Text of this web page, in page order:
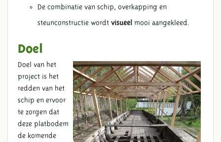
De combinatie van schip, overkapping en
steunconstructie wordt visueel mooi aangekleed.
Doel
Doel van het
project is het
redden van het
schip en ervoor
te zorgen dat
deze platbodem
de komende